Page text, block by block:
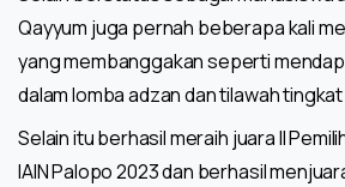
Qayyum juga pernah beberapa kali
yang membanggakan seperti
dalam lomba adzan dan tilawah
Selain itu berhasil meraih juara II
IAIN Palopo 2023 dan berhasil